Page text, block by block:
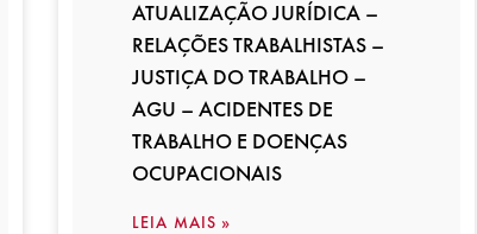
ATUALIZAÇÃO JURÍDICA –
RELAÇÕES TRABALHISTAS –
JUSTIÇA DO TRABALHO –
AGU – ACIDENTES DE
TRABALHO E DOENÇAS
OCUPACIONAIS
LEIA MAIS »